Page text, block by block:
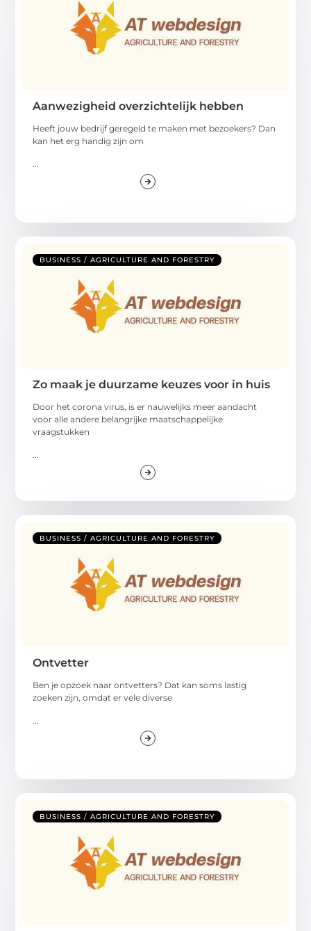
Aanwezigheid overzichtelijk hebben
Heeft jouw bedrijf geregeld te maken met bezoekers? Dan
kan het erg handig zijn om
BUSINESS / AGRICULTURE AND FORESTRY
Zo maak je duurzame keuzes voor in huis
Door het corona virus, is er nauwelijks meer aandacht
voor alle andere belangrijke maatschappelijke
vraagstukken
BUSINESS / AGRICULTURE AND FORESTRY
Ontvetter
Ben je opzoek naar ontvetters? Dat kan soms lastig
zoeken zijn, omdat er vele diverse
BUSINESS / AGRICULTURE AND FORESTRY